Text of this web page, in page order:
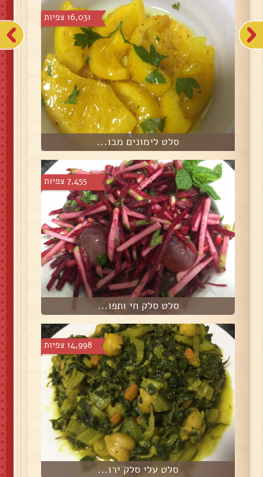
16,031 צפיות
סלט לימונים מבו...
7,455 צפיות
סלט סלק חי ותפו...
14,998 צפיות
סלט עלי סלק ירו...